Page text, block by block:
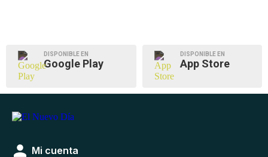
DISPONIBLE EN
Google Play
DISPONIBLE EN
App Store
Mi cuenta